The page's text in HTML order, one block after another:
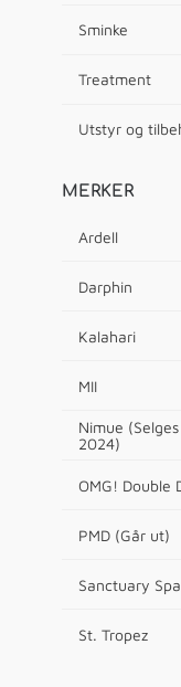
Sminke
Treatment
Utstyr og
MERKER
Ardell
Darphin
Kalahari
MII
Nimue
2024)
OMG! Double
PMD (Går ut)
Sanctuary
St. Tropez